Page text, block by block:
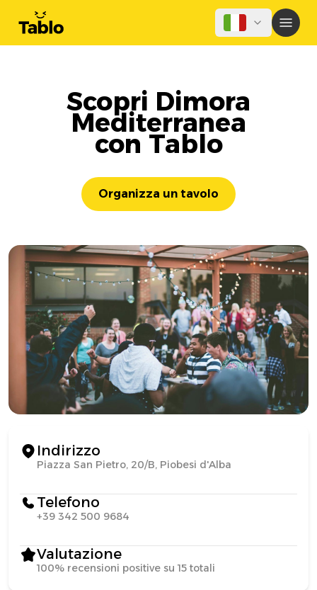
Scopri Dimora
Mediterranea
con Tablo
Organizza un tavolo
Indirizzo
Piazza San Pietro, 20/B, Piobesi d'Alba
Telefono
+39 342 500 9684
Valutazione
100% recensioni positive su 15 totali